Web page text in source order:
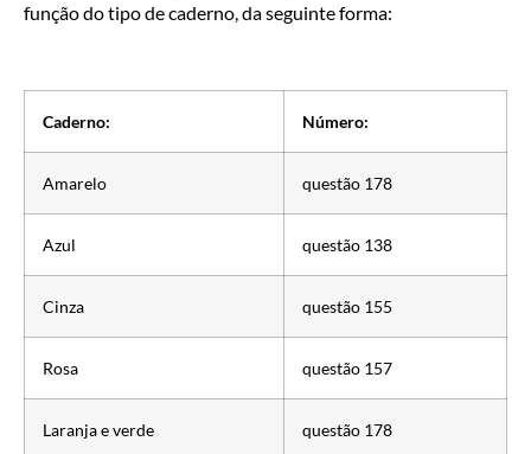
função do tipo de caderno, da seguinte forma:
Caderno: Número:
Amarelo questão 178
Azul questão 138
Cinza questão 155
Rosa questão 157
Laranja e verde questão 178